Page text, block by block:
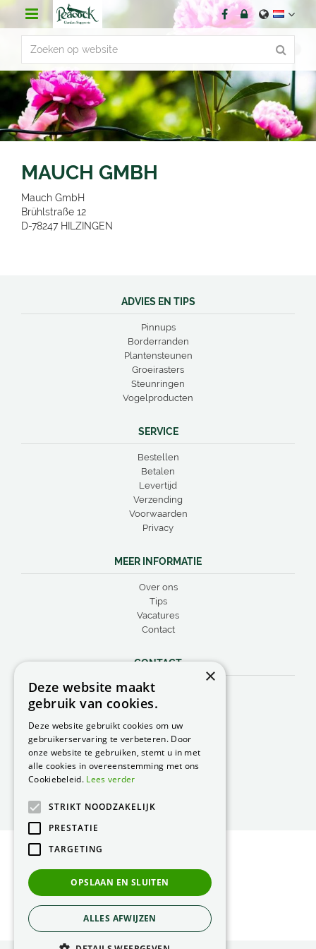
r
n
t
MAUCH GMBH
Mauch GmbH
Brühlstraße 12
D-78247 HILZINGEN
ADVIES EN TIPS
Pinnups
Borderranden
Plantensteunen
Groeirasters
Steunringen
Vogelproducten
SERVICE
Bestellen
Betalen
Levertijd
Verzending
Voorwaarden
Privacy
MEER INFORMATIE
Over ons
Tips
Vacatures
Contact
CONTACT
Peacock Garden Supports
Industrieweg 22
Nederland
0499 57 40 80
F. 0499 57 40 84
E.peacock@peacock.nl
Privacy Statement
Green Solutions
×
Deze website maakt
gebruik van cookies.
Deze website gebruikt cookies om uw
gebruikerservaring te verbeteren. Door
onze website te gebruiken, stemt u in met
alle cookies in overeenstemming met ons
Cookiebeleid. Lees verder
STRIKT NOODZAKELIJK
PRESTATIE
TARGETING
OPSLAAN EN SLUITEN
ALLES AFWIJZEN